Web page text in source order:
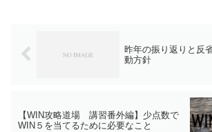
昨年の振り返りと反
動方針
【WIN攻略道場 講習番外編】少点数で
WIN５を当てるために必要なこと